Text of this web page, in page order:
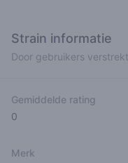
Strain informatie
Door gebruikers
Gemiddelde rating
0
Merk